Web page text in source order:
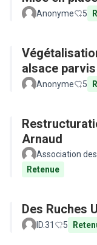
Anonyme 5
alsace
Anonyme 5
Arnaud
Association
Retenue
Des Ruches
ID.31 5